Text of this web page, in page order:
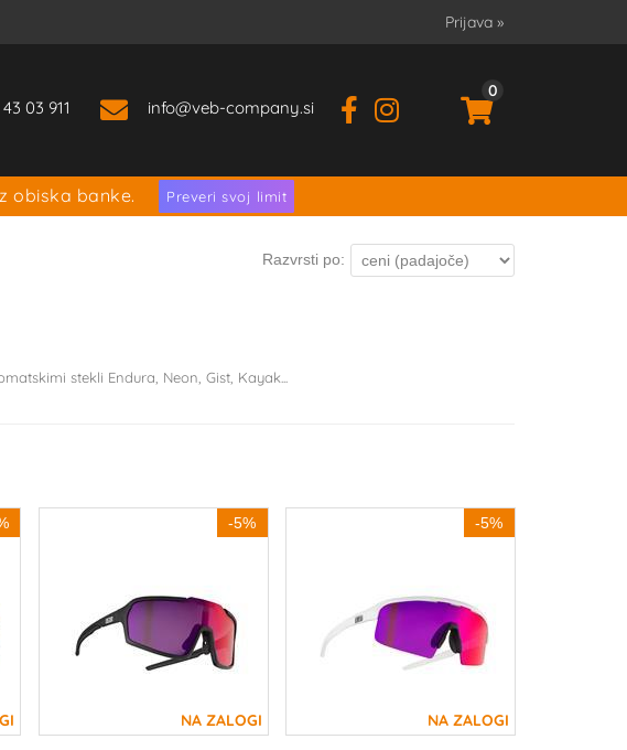
Prijava »
03 911 info veb-company.si
0
obiska banke. Preveri svoj limit
Razvrsti po:
stekli Endura, Neon, Gist, Kayak...
-5% -5%